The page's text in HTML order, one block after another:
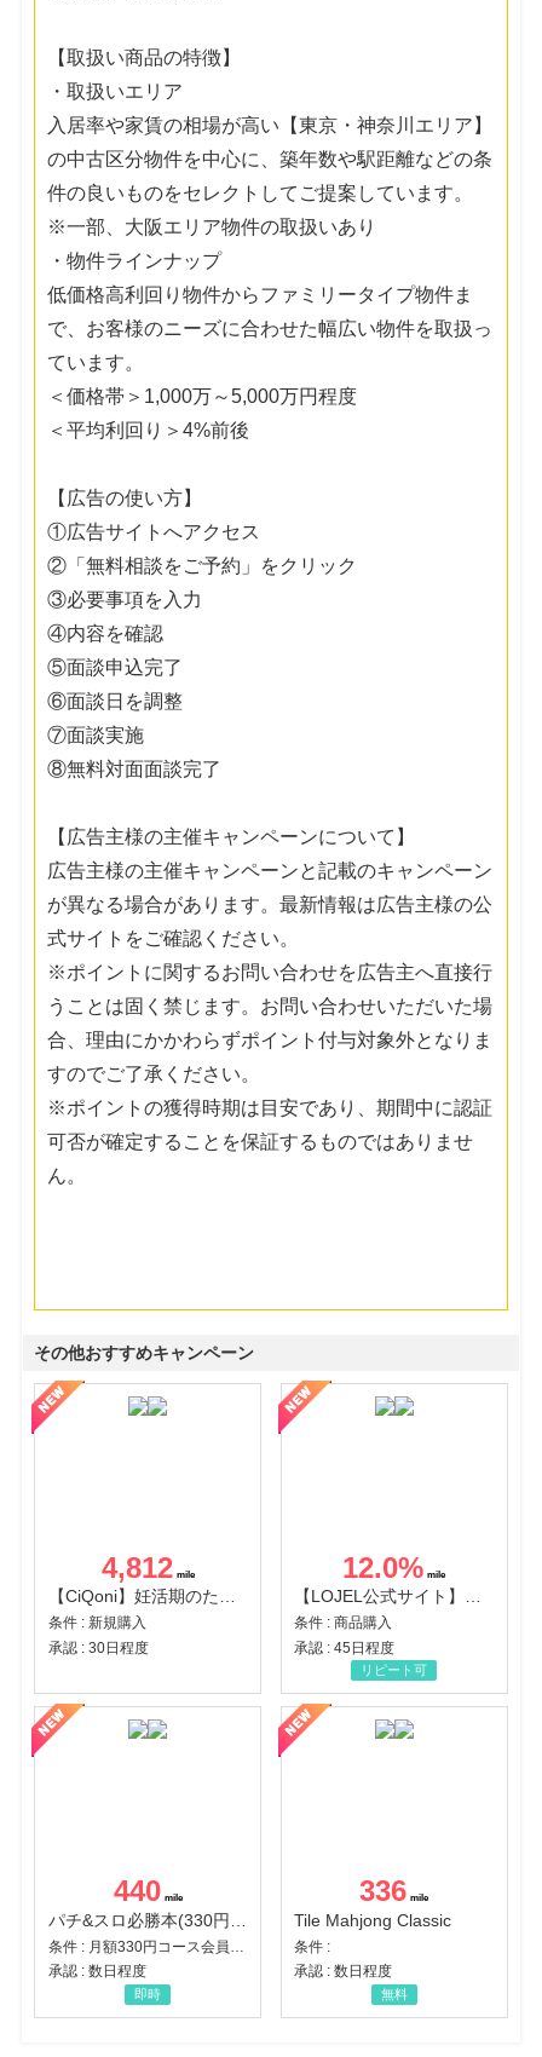
【取扱い商品の特徴】
・取扱いエリア
入居率や家賃の相場が高い【東京・神奈川エリア】
の中古区分物件を中心に、築年数や駅距離などの条
件の良いものをセレクトしてご提案しています。
※一部、大阪エリア物件の取扱いあり
・物件ラインナップ
低価格高利回り物件からファミリータイプ物件ま
で、お客様のニーズに合わせた幅広い物件を取扱っ
ています。
＜価格帯＞1,000万～5,000万円程度
＜平均利回り＞4%前後
【広告の使い方】
①広告サイトへアクセス
②「無料相談をご予約」をクリック
③必要事項を入力
④内容を確認
⑤面談申込完了
⑥面談日を調整
⑦面談実施
⑧無料対面面談完了
【広告主様の主催キャンペーンについて】
広告主様の主催キャンペーンと記載のキャンペーン
が異なる場合があります。最新情報は広告主様の公
式サイトをご確認ください。
※ポイントに関するお問い合わせを広告主へ直接行
うことは固く禁じます。お問い合わせいただいた場
合、理由にかかわらずポイント付与対象外となりま
すのでご了承ください。
※ポイントの獲得時期は目安であり、期間中に認証
可否が確定することを保証するものではありませ
ん。
その他おすすめキャンペーン
4,812
【CiQoni】妊活期のための葉酸サプリ
条件 : 新規購入
承認 : 30日程度
12.0%
【LOJEL公式サイト】スーツケース・バッグ
条件 : 商品購入
承認 : 45日程度
リピート可
440
承認 : 数日程度
即時
336
Tile Mahjong Classic
条件 :
承認 : 数日程度
無料